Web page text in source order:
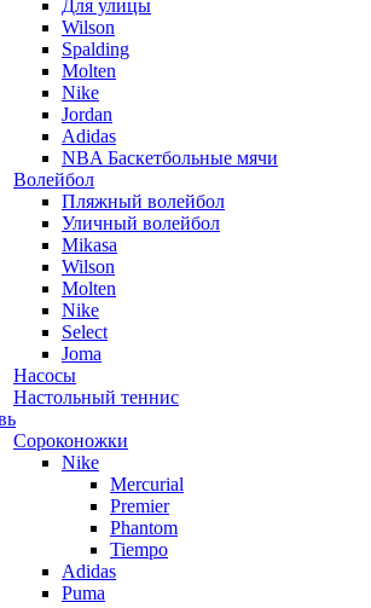
Для улицы
Wilson
Spalding
Molten
Nike
Jordan
Adidas
NBA Баскетбольные мячи
Волейбол
Пляжный волейбол
Уличный волейбол
Mikasa
Wilson
Molten
Nike
Select
Joma
Насосы
Настольный теннис
Сороконожки
Nike
Mercurial
Premier
Phantom
Tiempo
Adidas
Puma